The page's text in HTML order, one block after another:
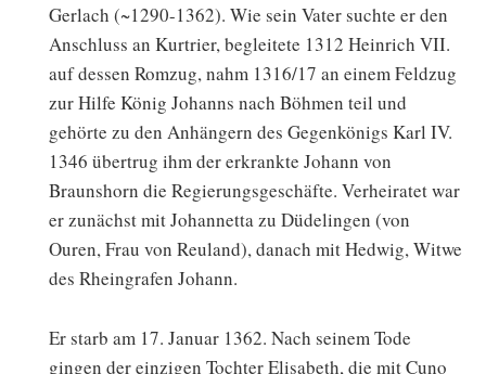
Gerlach (~1290-1362). Wie sein Vater suchte er den
Anschluss an Kurtrier, begleitete 1312 Heinrich VII.
auf dessen Romzug, nahm 1316/17 an einem Feldzug
zur Hilfe König Johanns nach Böhmen teil und
gehörte zu den Anhängern des Gegenkönigs Karl IV.
1346 übertrug ihm der erkrankte Johann von
Braunshorn die Regierungsgeschäfte. Verheiratet war
er zunächst mit Johannetta zu Düdelingen (von
Ouren, Frau von Reuland), danach mit Hedwig, Witwe
des Rheingrafen Johann.
Er starb am 17. Januar 1362. Nach seinem Tode
gingen der einzigen Tochter Elisabeth, die mit Cuno